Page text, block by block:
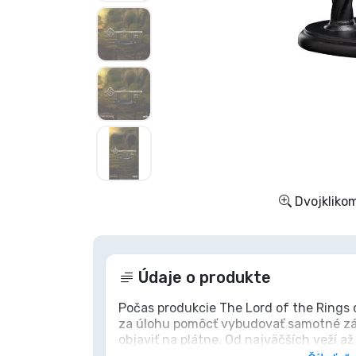
Údaje o produkte
Počas produkcie The Lord of the Rings
za úlohu pomôcť vybudovať samotné
objaviť na plátne. Od najväčších veží
Zoradiť podľa série
Zoradiť podľa filmov
Zoradiť podľa karikatúry
Zoradiť podľa Anime
Zoradiť podľa športu